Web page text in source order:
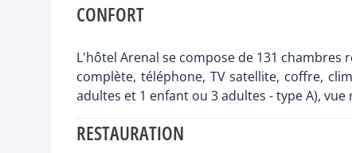
CONFORT
L'hôtel Arenal se compose de 131
complète, téléphone, TV satellite, coffre,
adultes et 1 enfant ou 3 adultes - type A), vue
RESTAURATION